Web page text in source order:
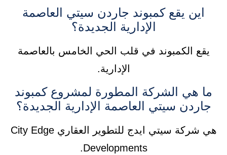
اين يقع كمبوند جاردن سيتي العاصمة
الإدارية الجديدة؟
يقع الكمبوند في قلب الحي الخامس بالعاصمة
الإدارية.
ما هي الشركة المطورة لمشروع كمبوند
جاردن سيتي العاصمة الإدارية الجديدة؟
هي شركة سيتي ايدج للتطوير العقاري City Edge
Developments.